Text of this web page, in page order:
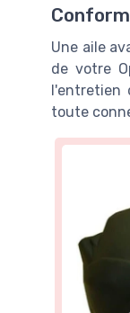
Une aile
de votre
l'entretien
toute